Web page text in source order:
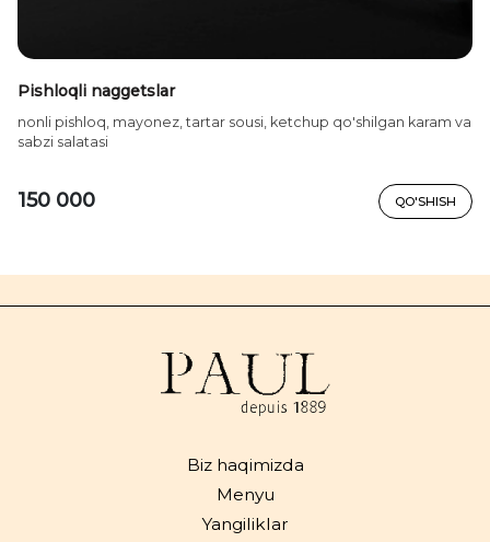
Pishloqli naggetslar
nonli pishloq, mayonez, tartar sousi, ketchup qo'shilgan karam va
sabzi salatasi
150 000 QO'SHISH
Biz haqimizda
Menyu
Yangiliklar